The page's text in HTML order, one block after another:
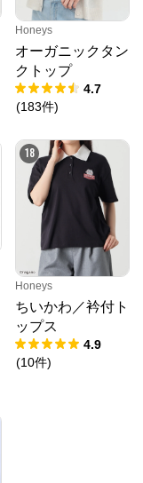
Honeys
オーガニックタン
クトップ
4.7
(183件)
18
Honeys
ちいかわ／衿付ト
ップス
4.9
(10件)